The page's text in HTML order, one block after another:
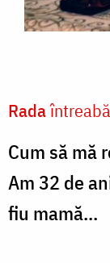
Nechifor
Rada
Cum să mă
Am 32 de
fiu mamă...